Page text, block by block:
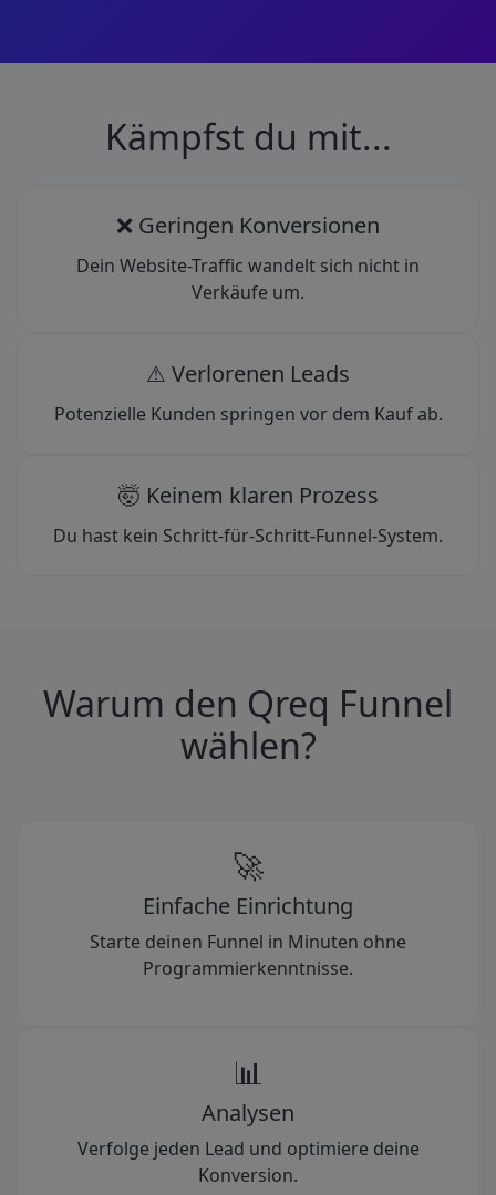
Kämpfst du mit...
❌ Geringen Konversionen
Dein Website-Traffic wandelt sich nicht in
Verkäufe um.
⚠ Verlorenen Leads
Potenzielle Kunden springen vor dem Kauf ab.
🤯 Keinem klaren Prozess
Du hast kein Schritt-für-Schritt-Funnel-System.
Warum den Qreq Funnel
wählen?
🚀
Einfache Einrichtung
Starte deinen Funnel in Minuten ohne
Programmierkenntnisse.
📊
Analysen
Verfolge jeden Lead und optimiere deine
Konversion.